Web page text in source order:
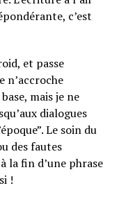
c’est
et passe
n’accroche
mais je ne
dialogues
Le soin du
des fautes
la fin d’une phrase
!